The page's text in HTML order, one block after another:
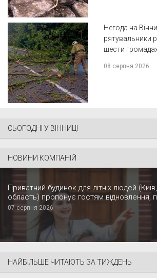
Негода на
рятувальники
шести
08 серпня 2026
СЬОГОДНІ У ВІННИЦІ
НОВИНИ КОМПАНІЙ
Приватний будинок для літніх людей
область) пропонує гостям відновлення,
07 серпня 2026
НАЙБІЛЬШЕ ЧИТАЮТЬ ЗА ТИЖДЕНЬ